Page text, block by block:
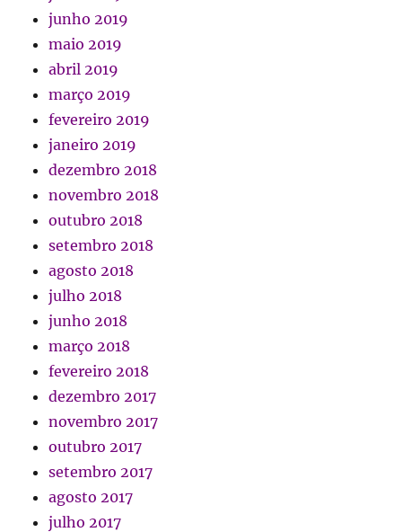
junho 2019
maio 2019
abril 2019
março 2019
fevereiro 2019
janeiro 2019
dezembro 2018
novembro 2018
outubro 2018
setembro 2018
agosto 2018
julho 2018
junho 2018
março 2018
fevereiro 2018
dezembro 2017
novembro 2017
outubro 2017
setembro 2017
agosto 2017
julho 2017